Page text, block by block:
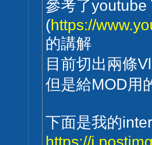
參考了
(https://
的講解
目前切出兩條
但是給MOD用
下面是我的